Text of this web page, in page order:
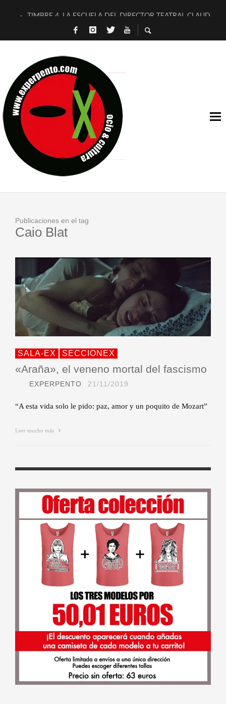
TIMBRE 4, LA ESCUELA DEL DIRECTOR TEATRAL CLAUDIO
30 AÑOS (NO ES NADA) DE LA KATARSIS DEL TOMATAZO
D’BALDOMEROS REINVENTAN [BITÁCORA 3.0] EN EXVITA
MARSHALL FLASH PRESENTA EN EXVITA [RELATIVA
JOFRE BARDAGÍ EN EXVITA INTERPRETANDO A SERRAT
YORCH PRESENTA [CURSO DE ARMONÍA PERSECUTORIA]
MAGALÍ SARE NOS EXPLICA [DESCASADA]
«NO TENGO PUTOS SUEÑOS»
Publicaciones en el tag
Caio Blat
SALA-EX SECCIONEX
«Araña», el veneno mortal del fascismo
EXPERPENTO 21/11/2019
“A esta vida solo le pido: paz, amor y un poquito de Mozart”
Leer mucho más